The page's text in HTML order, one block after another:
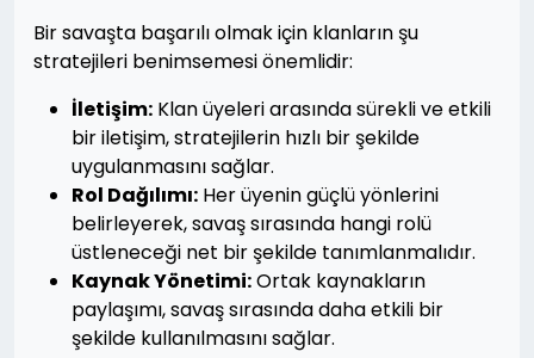
Bir savaşta başarılı olmak için klanların şu
stratejileri benimsemesi önemlidir:
İletişim: Klan üyeleri arasında sürekli ve etkili
bir iletişim, stratejilerin hızlı bir şekilde
uygulanmasını sağlar.
Rol Dağılımı: Her üyenin güçlü yönlerini
belirleyerek, savaş sırasında hangi rolü
üstleneceği net bir şekilde tanımlanmalıdır.
Kaynak Yönetimi:Ortak kaynakların
paylaşımı, savaş sırasında daha etkili bir
şekilde kullanılmasını sağlar.